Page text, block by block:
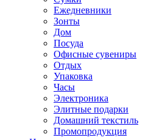
Ежедневники
Зонты
Дом
Посуда
Офисные сувениры
Отдых
Упаковка
Часы
Электроника
Элитные подарки
Домашний текстиль
Промопродукция